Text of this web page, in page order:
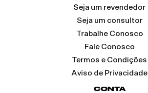
Seja um revendedor
Seja um consultor
Trabalhe Conosco
Fale Conosco
Termos e Condições
Aviso de Privacidade
CONTA